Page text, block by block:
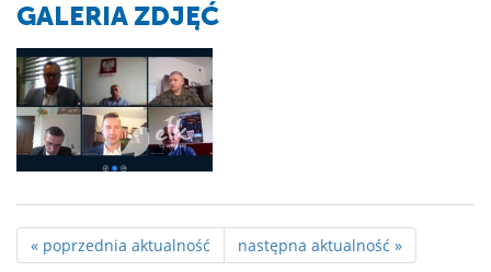
GALERIA ZDJĘĆ
« poprzednia aktualność następna aktualność »